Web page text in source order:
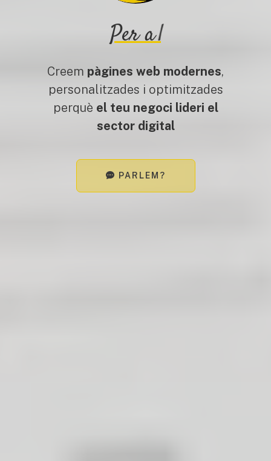
Per a|
Creem pàgines web modernes,
personalitzades i optimitzades
perquè el teu negoci lideri el
sector digital
PARLEM?